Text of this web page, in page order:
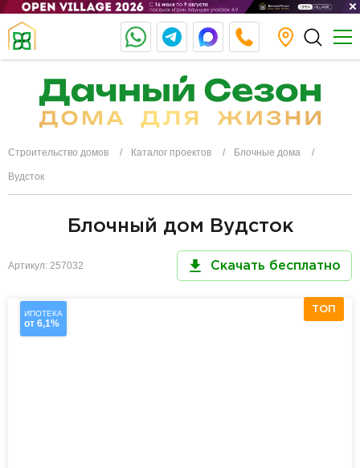
Строительство домов Каталог проектов Блочные дома
Вудсток
Блочный дом Вудсток
Артикул: 257032 Скачать бесплатно
ИПОТЕКА
от 6,1%
ТОП